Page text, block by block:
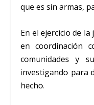
que es sin armas,
En el ejercicio de
en coordinación
comunidades y
investigando para
hecho.